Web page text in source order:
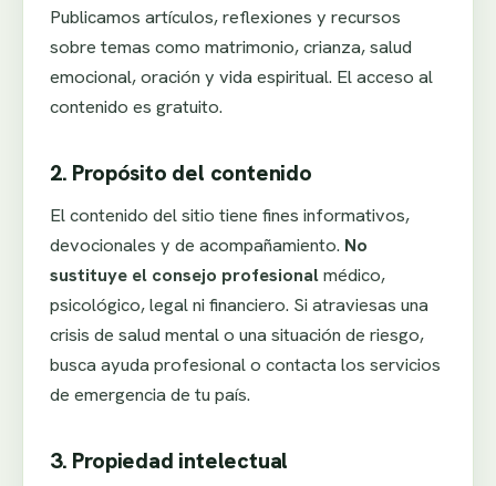
Publicamos artículos, reflexiones y recursos
sobre temas como matrimonio, crianza, salud
emocional, oración y vida espiritual. El acceso al
contenido es gratuito.
2. Propósito del contenido
El contenido del sitio tiene fines informativos,
devocionales y de acompañamiento. No
sustituye el consejo profesionalmédico,
psicológico, legal ni financiero. Si atraviesas una
crisis de salud mental o una situación de riesgo,
busca ayuda profesional o contacta los servicios
de emergencia de tu país.
3. Propiedad intelectual